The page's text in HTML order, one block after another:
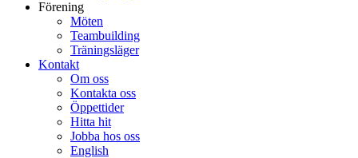
Förening
Möten
Teambuilding
Träningsläger
Kontakt
Om oss
Kontakta oss
Öppettider
Hitta hit
Jobba hos oss
English